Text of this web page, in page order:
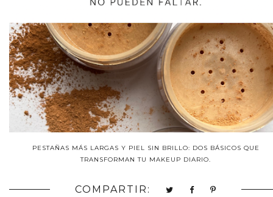
PESTAÑAS MÁS LARGAS Y PIEL SIN BRILLO: DOS BÁSICOS QUE
TRANSFORMAN TU MAKEUP DIARIO.
COMPARTIR: